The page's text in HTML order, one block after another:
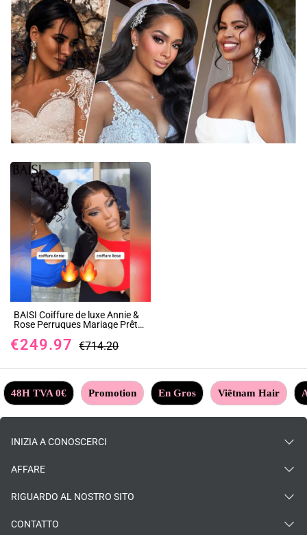
BAISI Coiffure de luxe Annie &
Rose Perruques Mariage Prête
personalisation comme sur la
vidéo 100% identique avec lace
événement spécial BS65
€249.97 €714.20
48H TVA 0€ Promotion En Gros Viêtnam Hair
INIZIA A CONOSCERCI
AFFARE
RIGUARDO AL NOSTRO SITO
CONTATTO